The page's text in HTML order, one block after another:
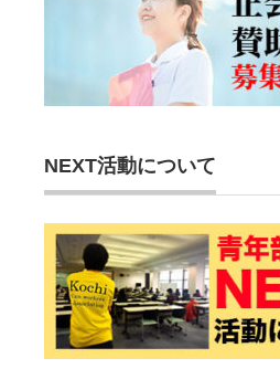
NEXT活動について